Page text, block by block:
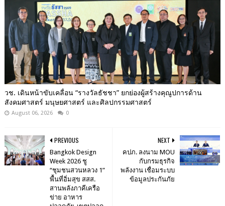
วช. เดินหน้าขับเคลื่อน “รางวัลธัชชา” ยกย่องผู้สร้างคุณูปการด้าน
สังคมศาสตร์ มนุษยศาสตร์ และศิลปกรรมศาสตร์
August 06, 2026 0
NEXT
คปภ. ลงนาม MOU
กับกรมธุรกิจ
พลังงาน เชื่อมระบบ
ข้อมูลประกันภัย
PREVIOUS
Bangkok Design
Week 2026 ชู
“ชุมชนสวนหลวง 1”
พื้นที่อิ่มสุข สสส.
สานพลังภาคีเครือ
ข่าย อาหาร